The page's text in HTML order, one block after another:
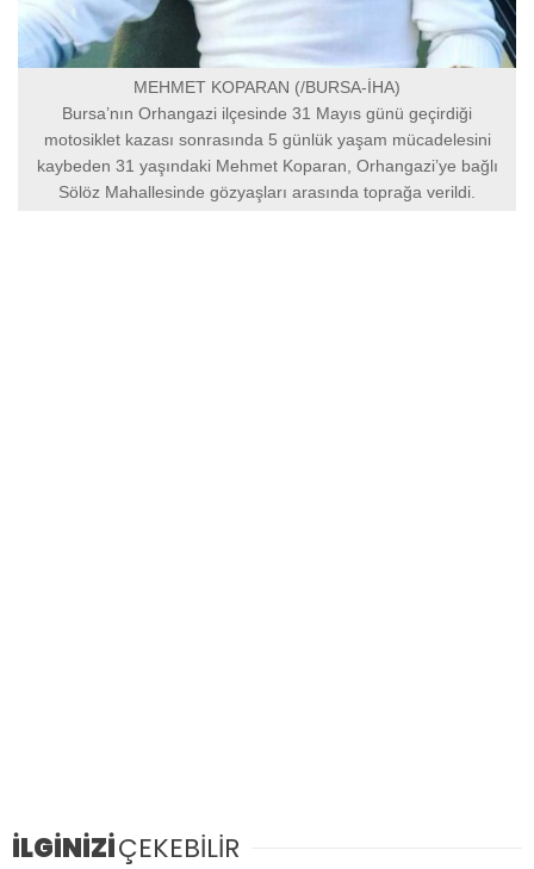
MEHMET KOPARAN (/BURSA-İHA)
Bursa’nın Orhangazi ilçesinde 31 Mayıs günü geçirdiği
motosiklet kazası sonrasında 5 günlük yaşam mücadelesini
kaybeden 31 yaşındaki Mehmet Koparan, Orhangazi’ye bağlı
Sölöz Mahallesinde gözyaşları arasında toprağa verildi.
İLGİNİZİÇEKEBİLİR